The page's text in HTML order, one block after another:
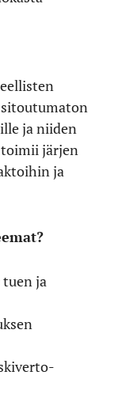
ja niiden
järjen
ja
ja